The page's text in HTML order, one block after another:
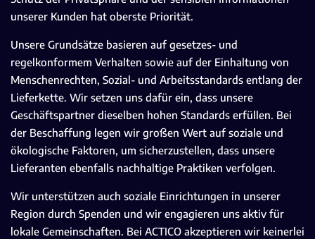
unserer Kunden hat oberste Priorität.
Unsere Grundsätze basieren auf gesetzes- und
regelkonformem Verhalten sowie auf der Einhaltung von
Menschenrechten, Sozial- und Arbeitsstandards entlang der
Lieferkette. Wir setzen uns dafür ein, dass unsere
Geschäftspartner dieselben hohen Standards erfüllen. Bei
der Beschaffung legen wir großen Wert auf soziale und
ökologische Faktoren, um sicherzustellen, dass unsere
Lieferanten ebenfalls nachhaltige Praktiken verfolgen.
Wir unterstützen auch soziale Einrichtungen in unserer
Region durch Spenden und wir engagieren uns aktiv für
lokale Gemeinschaften. Bei ACTICO akzeptieren wir keinerlei